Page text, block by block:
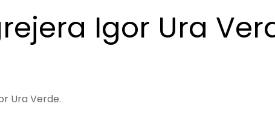
Igor Ura
Ura Verde.